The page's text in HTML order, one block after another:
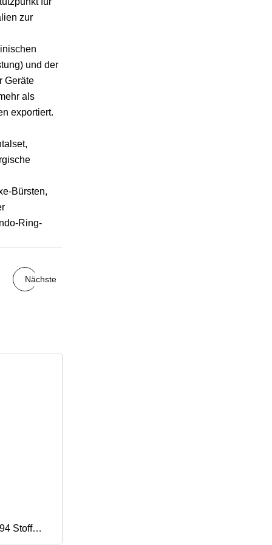
zur
und der
Geräte
als
exportiert.
Bürsten,
Ring-
Nächste
Stoff